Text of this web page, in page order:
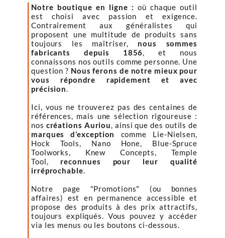
Notre boutique en ligne : où chaque outil
est choisi avec passion et exigence.
Contrairement aux généralistes qui
proposent une multitude de produits sans
toujours les maîtriser, nous sommes
fabricants depuis 1856, et nous
connaissons nos outils comme personne. Une
question ? Nous ferons de notre mieux pour
vous répondre rapidement et avec
précision.
Ici, vous ne trouverez pas des centaines de
références, mais une sélection rigoureuse :
nos créations Auriou, ainsi que des outils de
marques d’exception
comme Lie-Nielsen,
Hock Tools, Nano Hone, Blue-Spruce
Toolworks, Knew Concepts, Temple
Tool, reconnues pour leur qualité
irréprochable.
Notre page "Promotions" (ou bonnes
affaires) est en permanence accessible et
propose des produits à des prix attractifs,
toujours expliqués. Vous pouvez y accéder
via les menus ou les boutons ci-dessous.